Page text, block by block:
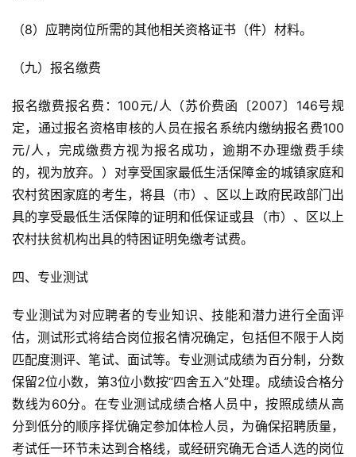
（8）应聘岗位所需的其他相关资格证书（件）材料。
（九）报名缴费
报名缴费报名费：100元/人（苏价费函〔2007〕146号规
定，通过报名资格审核的人员在报名系统内缴纳报名费100
元/人，完成缴费方视为报名成功，逾期不办理缴费手续
的，视为放弃。）对享受国家最低生活保障金的城镇家庭和
农村贫困家庭的考生，将县（市）、区以上政府民政部门出
具的享受最低生活保障的证明和低保证或县（市）、区以上
农村扶贫机构出具的特困证明免缴考试费。
四、专业测试
专业测试为对应聘者的专业知识、技能和潜力进行全面评
估，测试形式将结合岗位报名情况确定，包括但不限于人岗
匹配度测评、笔试、面试等。专业测试成绩为百分制，分数
保留2位小数，第3位小数按“四舍五入”处理。成绩设合格分
数线为60分。在专业测试成绩合格人员中，按照成绩从高
分到低分的顺序择优确定参加体检人员，为确保招聘质量，
考试任一环节未达到合格线，或经研究确无合适人选的岗位